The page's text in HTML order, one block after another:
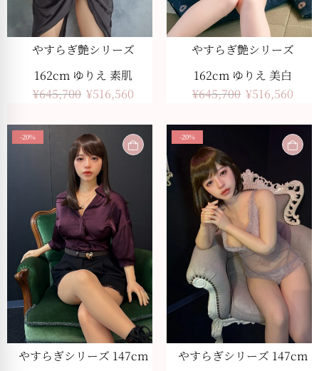
やすらぎ艶シリーズ
162cm ゆりえ 素肌
¥645,700 ¥516,560
やすらぎ艶シリーズ
162cm ゆりえ 美白
¥645,700 ¥516,560
-20%
やすらぎシリーズ 147cm
-20%
やすらぎシリーズ 147cm